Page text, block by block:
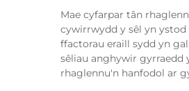
Mae cyfarpar tân
cywirrwydd y sêl yn ystod
ffactorau eraill sydd yn
sêliau anghywir gyrraedd
rhaglennu'n hanfodol ar